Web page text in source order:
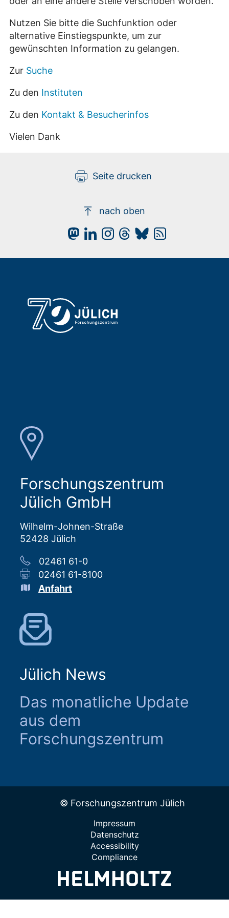
Nutzen Sie bitte die Suchfunktion oder
alternative Einstiegspunkte, um zur
gewünschten Information zu gelangen.
Zur Suche
Zu den Instituten
Zu den Kontakt & Besucherinfos
Vielen Dank
Seite drucken
nach oben
Forschungszentrum
Jülich GmbH
Wilhelm-Johnen-Straße
52428 Jülich
02461 61-0
02461 61-8100
Anfahrt
Jülich News
Das monatliche Update
aus dem
Forschungszentrum
© Forschungszentrum Jülich
Impressum
Datenschutz
Accessibility
Compliance